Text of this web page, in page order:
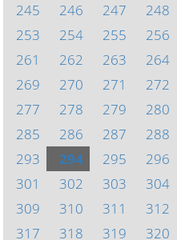
245
246 247 248
253
254 255 256
261
262 263 264
269
270 271 272
277
278 279 280
285
286 287 288
293
294 295 296
301
302 303 304
309
310 311 312
317
318 319 320